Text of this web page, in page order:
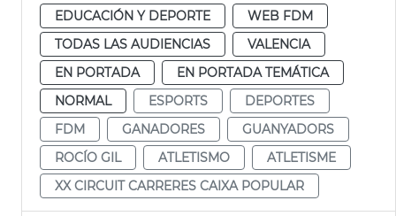
EDUCACIÓN Y DEPORTE
WEB FDM
TODAS LAS AUDIENCIAS
VALENCIA
EN PORTADA
EN PORTADA TEMÁTICA
NORMAL
ESPORTS
DEPORTES
FDM
GANADORES
GUANYADORS
ROCÍO GIL
ATLETISMO
ATLETISME
XX CIRCUIT CARRERES CAIXA POPULAR